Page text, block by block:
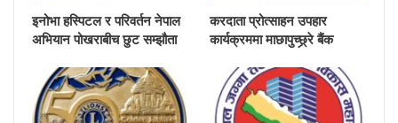
इनोभा हस्पिटल र परिवर्तन नेपाल
अभियान पोखराबीच छुट सम्झौता
करदाता प्रोत्साहन उपहार
कार्यक्रममा माछापुच्छ्र्रे बैंक